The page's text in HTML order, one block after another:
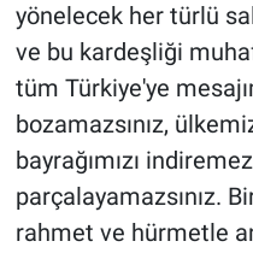
yönelecek her türlü
ve bu kardeşliği
tüm Türkiye'ye
bozamazsınız,
bayrağımızı
parçalayamazsınız.
rahmet ve hürmetle